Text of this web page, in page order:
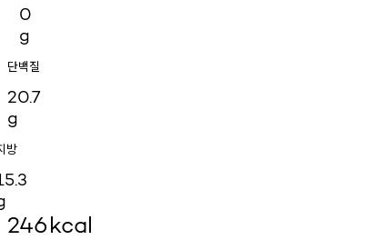
0
g
단백질
20.7
g
방
246kcal